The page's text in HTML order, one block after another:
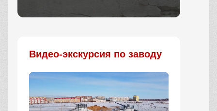
Видео-экскурсия по заводу